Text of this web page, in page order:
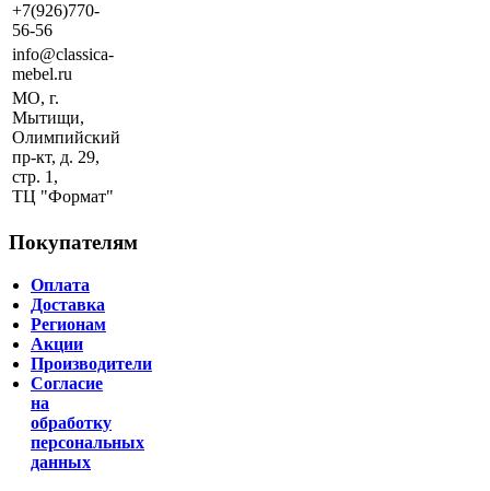
+7(926)770-
56-56
info@classica-
mebel.ru
МО, г.
Мытищи,
Олимпийский
пр-кт, д. 29,
стр. 1,
ТЦ "Формат"
Покупателям
Оплата
Доставка
Регионам
Акции
Производители
Согласие
на
обработку
персональных
данных